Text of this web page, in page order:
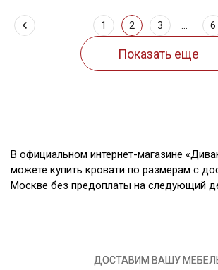
1 2 3 6
В официальном интернет-магазине
можете купить кровати по размерам с
Москве без предоплаты на следующий
ДОСТАВИМ ВАШУ